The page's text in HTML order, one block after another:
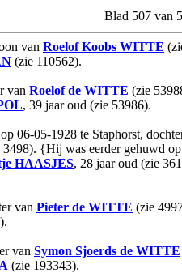
Blad 507 van
van Roelof Koobs WITTE
(zie 110562).
van Roelof de WITTE (zie
, 39 jaar oud (zie 53986).
06-05-1928 te Staphorst,
3498). {Hij was eerder gehuwd
HAASJES, 28 jaar oud (zie
van Pieter de WITTE (zie
van Symon Sjoerds de WITTE
(zie 193343).